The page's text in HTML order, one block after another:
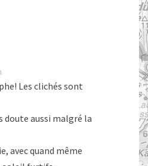
Les clichés sont
doute aussi malgré la
avec quand même